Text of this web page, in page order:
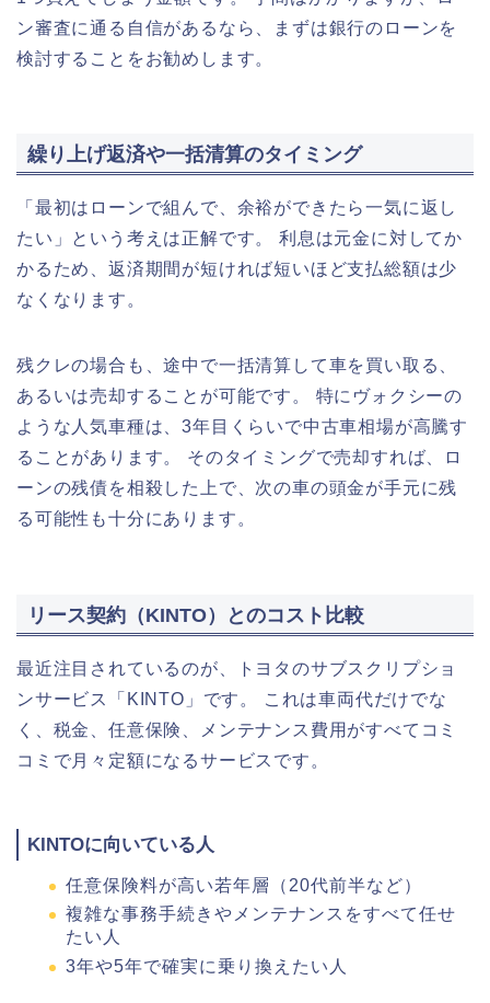
ン審査に通る自信があるなら、まずは銀行のローンを
検討することをお勧めします。
繰り上げ返済や一括清算のタイミング
「最初はローンで組んで、余裕ができたら一気に返し
たい」という考えは正解です。 利息は元金に対してか
かるため、返済期間が短ければ短いほど支払総額は少
なくなります。
残クレの場合も、途中で一括清算して車を買い取る、
あるいは売却することが可能です。 特にヴォクシーの
ような人気車種は、3年目くらいで中古車相場が高騰す
ることがあります。 そのタイミングで売却すれば、ロ
ーンの残債を相殺した上で、次の車の頭金が手元に残
る可能性も十分にあります。
リース契約（KINTO）とのコスト比較
最近注目されているのが、トヨタのサブスクリプショ
ンサービス「KINTO」です。 これは車両代だけでな
く、税金、任意保険、メンテナンス費用がすべてコミ
コミで月々定額になるサービスです。
KINTOに向いている人
任意保険料が高い若年層（20代前半など）
複雑な事務手続きやメンテナンスをすべて任せ
たい人
3年や5年で確実に乗り換えたい人